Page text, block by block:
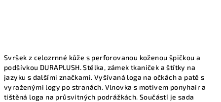
Svršek z celozrnné kůže s perforovanou koženou špičkou a
podšívkou DURAPLUSH. Stélka, zámek tkaniček a štítky na
jazyku s dalšími značkami. Vyšívaná loga na očkách a patě s
vyraženými logy po stranách. Vlnovka s motivem ponyhair a
tištěná loga na průsvitných podrážkách. Součástí je sada